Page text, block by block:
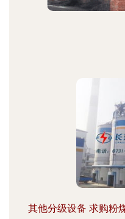
其他分级设备 求购粉